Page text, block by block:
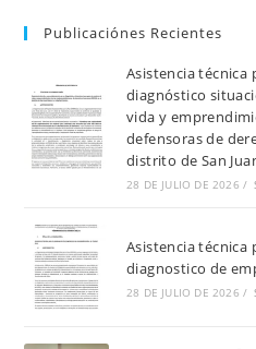
Publicaciónes Recientes
Asistencia técnica
diagnóstico
vida y
defensoras de
distrito de San
28 DE JULIO DE 2026 /
Asistencia técnica
diagnostico de
28 DE JULIO DE 2026 /